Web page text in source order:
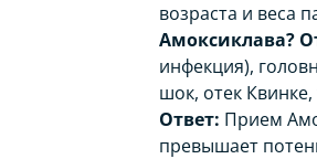
возраста и веса
Амоксиклава?
инфекция),
шок, отек
Ответ: Прием
превышает